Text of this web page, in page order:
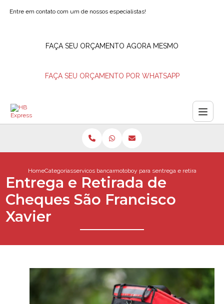
Entre em contato com um de nossos especialistas!
FAÇA SEU ORÇAMENTO AGORA MESMO
FAÇA SEU ORÇAMENTO POR WHATSAPP
HomeCategoriasservicos bancariosmotoboy para saque de valores
entrega e retirada de
Entrega e Retirada de
Cheques São Francisco
Xavier